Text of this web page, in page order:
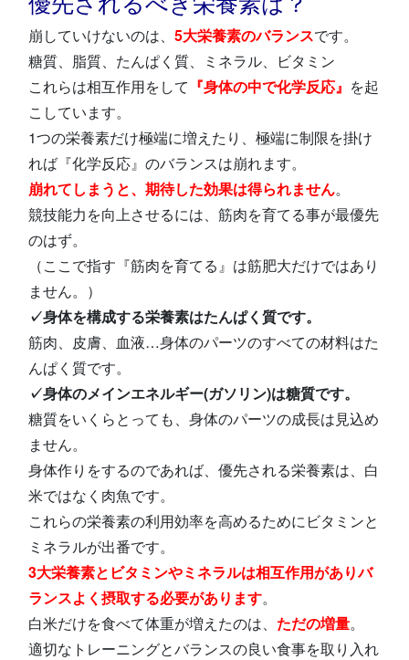
崩していけないのは、 5大栄養素のバランスです。
糖質、脂質、たんぱく質、ミネラル、ビタミン
これらは相互作用をして 『身体の中で化学反応』 を起
こしています。
1つの栄養素だけ極端に増えたり、極端に制限を掛け
れば『化学反応』のバランスは崩れます。
崩れてしまうと、期待した効果は得られません。
競技能力を向上させるには、筋肉を育てる事が最優先
のはず。
（ここで指す『筋肉を育てる』は筋肥大だけではあり
ません。）
✓身体を構成する栄養素はたんぱく質です。
筋肉、皮膚、血液…身体のパーツのすべての材料はた
んぱく質です。
✓身体のメインエネルギー(ガソリン)は糖質です。
糖質をいくらとっても、身体のパーツの成長は見込め
ません。
身体作りをするのであれば、優先される栄養素は、白
米ではなく肉魚です。
これらの栄養素の利用効率を高めるためにビタミンと
ミネラルが出番です。
3大栄養素とビタミンやミネラルは相互作用がありバ
ランスよく摂取する必要があります。
白米だけを食べて体重が増えたのは、 ただの増量。
適切なトレーニングとバランスの良い食事を取り入れ